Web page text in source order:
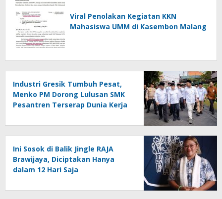
Viral Penolakan Kegiatan KKN
Mahasiswa UMM di Kasembon Malang
Industri Gresik Tumbuh Pesat,
Menko PM Dorong Lulusan SMK
Pesantren Terserap Dunia Kerja
Ini Sosok di Balik Jingle RAJA
Brawijaya, Diciptakan Hanya
dalam 12 Hari Saja